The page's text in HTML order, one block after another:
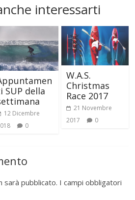
interessarti
SUP della
12 Dicembre
0
W.A.S.
Christmas
Race 2017
21 Novembre
2017
0
sarà pubblicato. I campi obbligatori